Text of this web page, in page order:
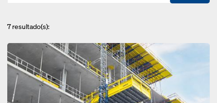
7resultado(s):